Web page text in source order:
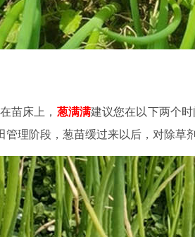
苗床上， 葱满满建议您在以下两个
理阶段，葱苗缓过来以后，对除草